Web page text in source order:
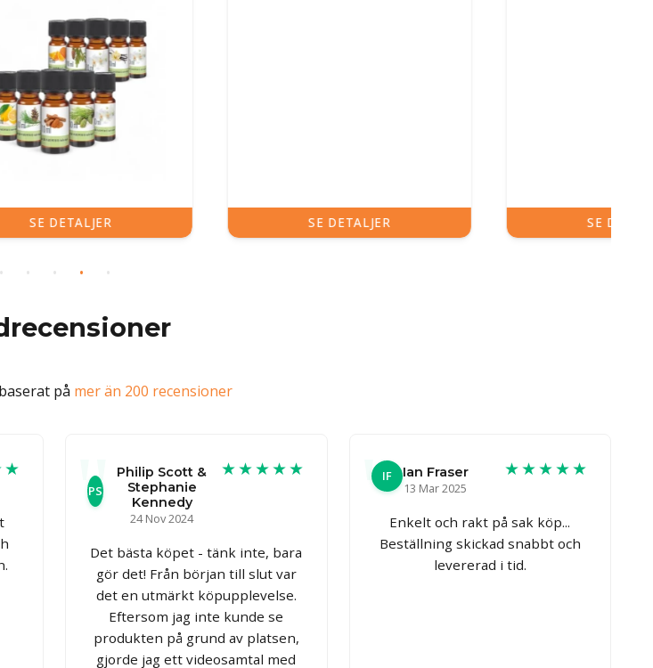
baserat på mer än 200 recensioner
PS
Philip Scott &
Stephanie
Kennedy
24 Nov 2024
★★★★★
Det bästa köpet - tänk inte, bara
gör det! Från början till slut var
det en utmärkt köpupplevelse.
Eftersom jag inte kunde se
produkten på grund av platsen,
gjorde jag ett videosamtal med
IF
Ian Fraser
13 Mar 2025
★★★★★
Enkelt och rakt på sak köp...
Beställning skickad snabbt och
levererad i tid.